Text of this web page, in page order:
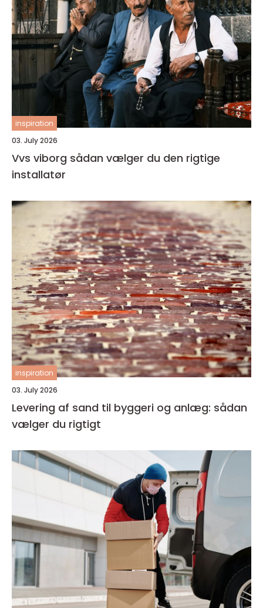
inspiration
03. July 2026
Vvs viborg sådan vælger du den rigtige
installatør
inspiration
03. July 2026
Levering af sand til byggeri og anlæg: sådan
vælger du rigtigt